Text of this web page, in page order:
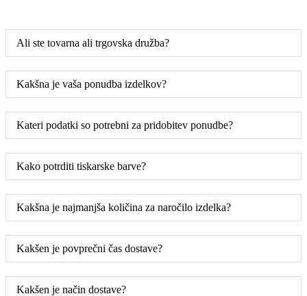
Ali ste tovarna ali trgovska družba?
Kakšna je vaša ponudba izdelkov?
Kateri podatki so potrebni za pridobitev ponudbe?
Kako potrditi tiskarske barve?
Kakšna je najmanjša količina za naročilo izdelka?
Kakšen je povprečni čas dostave?
Kakšen je način dostave?